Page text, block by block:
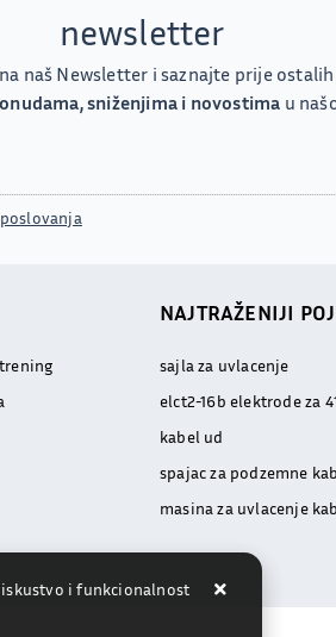
newsletter
naš Newsletter i saznajte prije ostalih
sniženjima i novostima u
NAJTRAŽENIJI
sajla za uvlacenje
elct2-16b elektrode za
kabel ud
spajac za podzemne
masina za uvlacenje
i funkcionalnost